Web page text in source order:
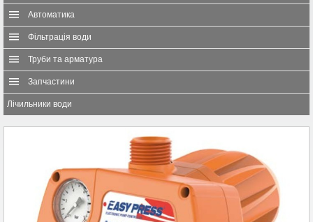
Автоматика
Фільтрація води
Труби та арматура
Запчастини
Лічильники води